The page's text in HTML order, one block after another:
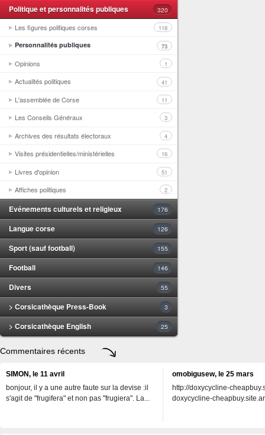
Politique et personnalités publiques 320
Les figures politiques corses 118
Personnalités publiques 73
Opinions 1
Actualités politiques 41
L'assemblée de Corse 11
Les Conseils Généraux 3
Archives des résultats électoraux 4
Visites présidentielles/ministérielles 16
Livres d'opinion 51
Affiches politiques 2
Evénements culturels et religieux 176
Langue corse 126
Sport (sauf football) 155
Football 146
Divers 55
> Corsicathèque Press-Book 3
> Corsicathèque English 25
Commentaires récents
SIMON, le 11 avril
bonjour, il y a une autre faute sur la devise :il
s'agit de "frugifera" et non pas "frugiera". La...
omobigusew, le 25 mars
http://doxycycline-
doxycycline-